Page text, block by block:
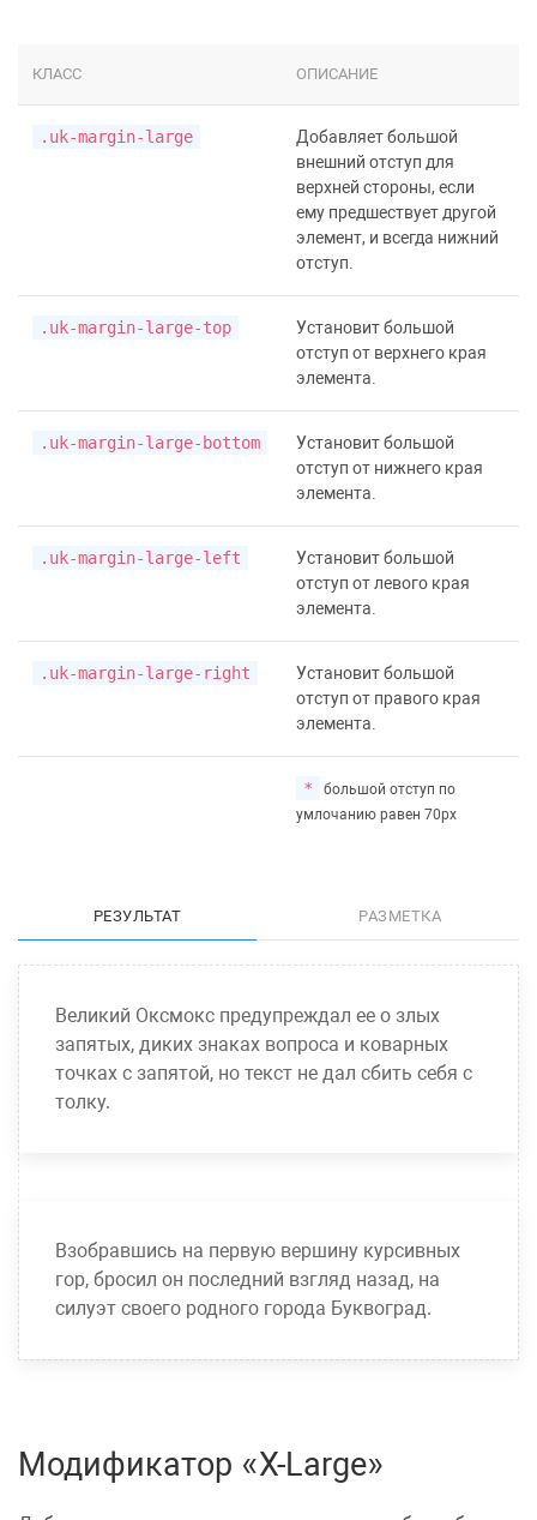
КЛАСС ОПИСАНИЕ
.uk-margin-large
Добавляет большой
внешний отступ для
верхней стороны, если
ему предшествует другой
элемент, и всегда нижний
отступ.
.uk-margin-large-top
Установит большой
отступ от верхнего края
элемента.
.uk-margin-large-bottom
Установит большой
отступ от нижнего края
элемента.
.uk-margin-large-left
Установит большой
отступ от левого края
элемента.
.uk-margin-large-right
Установит большой
отступ от правого края
элемента.
*
большой отступ по
умлочанию равен 70px
РЕЗУЛЬТАТ РАЗМЕТКА
Великий Оксмокс предупреждал ее о злых
запятых, диких знаках вопроса и коварных
точках с запятой, но текст не дал сбить себя с
толку.
Взобравшись на первую вершину курсивных
гор, бросил он последний взгляд назад, на
силуэт своего родного города Буквоград.
Модификатор «X-Large»